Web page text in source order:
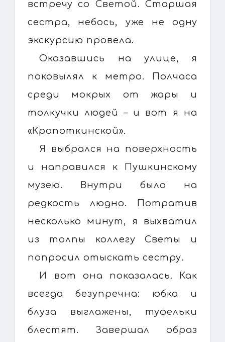
встречу со Светой. Старшая
сестра, небось, уже не одну
экскурсию провела.
Оказавшись на улице, я
поковылял к метро. Полчаса
среди мокрых от жары и
толкучки людей – и вот я на
«Кропоткинской».
Я выбрался на поверхность
и направился к Пушкинскому
музею. Внутри было на
редкость людно. Потратив
несколько минут, я выхватил
из толпы коллегу Светы и
попросил отыскать сестру.
И вот она показалась. Как
всегда безупречна: юбка и
блуза выглажены, туфельки
блестят. Завершал образ